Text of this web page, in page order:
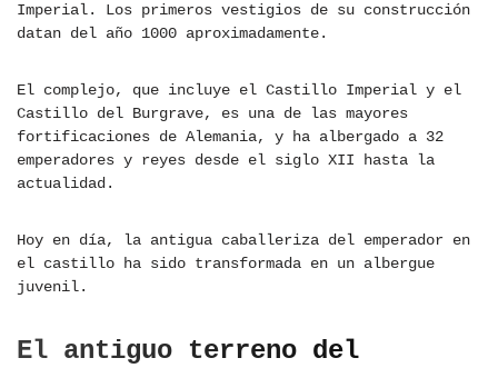
Imperial. Los primeros vestigios de su construcción
datan del año 1000 aproximadamente.
El complejo, que incluye el Castillo Imperial y el
Castillo del Burgrave, es una de las mayores
fortificaciones de Alemania, y ha albergado a 32
emperadores y reyes desde el siglo XII hasta la
actualidad.
Hoy en día, la antigua caballeriza del emperador en
el castillo ha sido transformada en un albergue
juvenil.
El antiguo terreno del